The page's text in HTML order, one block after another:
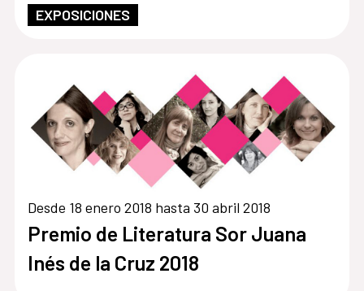
EXPOSICIONES
Desde 18 enero 2018 hasta 30 abril 2018
Premio de Literatura Sor Juana
Inés de la Cruz 2018